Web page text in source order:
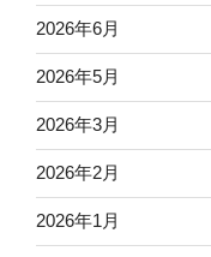
2026年6月
2026年5月
2026年3月
2026年2月
2026年1月